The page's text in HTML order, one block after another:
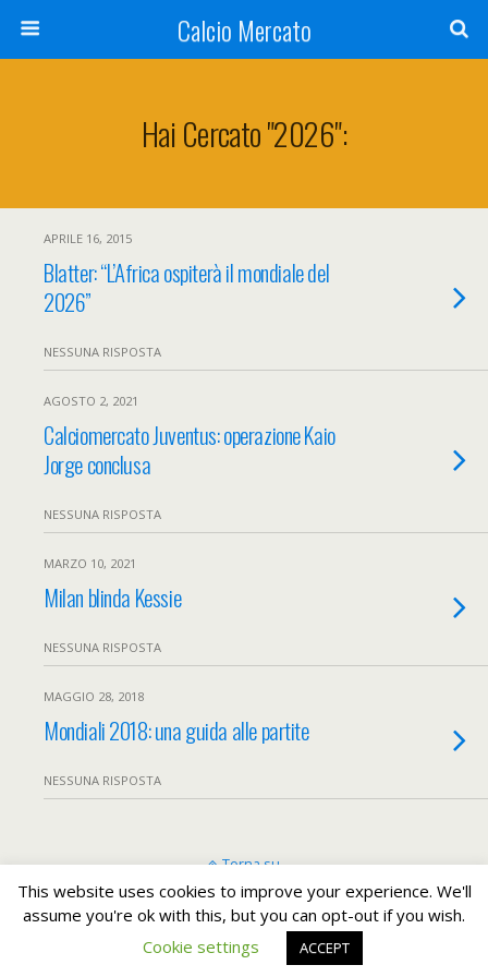
Calcio Mercato
Hai Cercato "2026":
APRILE 16, 2015
Blatter: “L’Africa ospiterà il mondiale del
2026”
NESSUNA RISPOSTA
AGOSTO 2, 2021
Calciomercato Juventus: operazione Kaio
Jorge conclusa
NESSUNA RISPOSTA
MARZO 10, 2021
Milan blinda Kessie
NESSUNA RISPOSTA
MAGGIO 28, 2018
Mondiali 2018: una guida alle partite
NESSUNA RISPOSTA
Torna su
Dispositivo Portatile Pc Desktop
This website uses cookies to improve your experience. We'll
assume you're ok with this, but you can opt-out if you wish.
Cookie settings
ACCEPT